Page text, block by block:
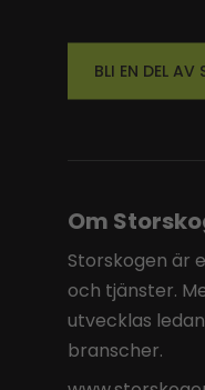
BLI EN DEL AV
Om
Storskogen är
och tjänster.
utvecklas
branscher.